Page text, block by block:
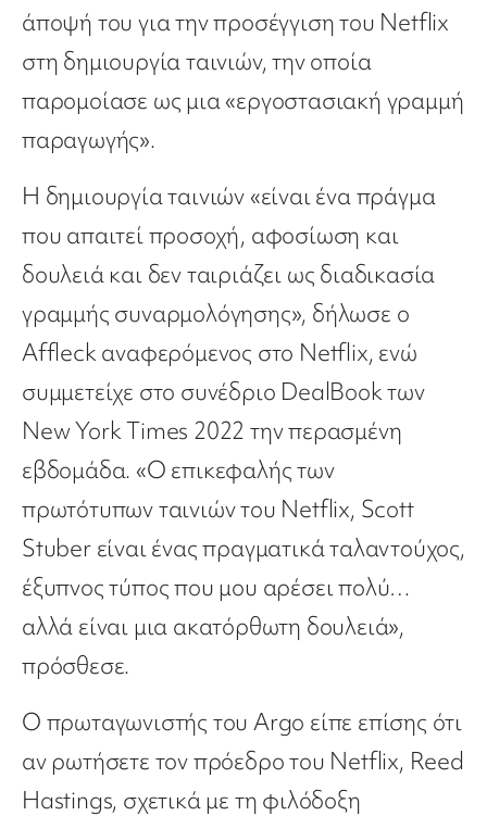
άποψή του για την προσέγγιση του Netflix
στη δημιουργία ταινιών, την οποία
παρομοίασε ως μια «εργοστασιακή γραμμή
παραγωγής».
Η δημιουργία ταινιών «είναι ένα πράγμα
που απαιτεί προσοχή, αφοσίωση και
δουλειά και δεν ταιριάζει ως διαδικασία
γραμμής συναρμολόγησης», δήλωσε ο
Affleck αναφερόμενος στο Netflix, ενώ
συμμετείχε στο συνέδριο DealBook των
New York Times 2022 την περασμένη
εβδομάδα. «Ο επικεφαλής των
πρωτότυπων ταινιών του Netflix, Scott
Stuber είναι ένας πραγματικά ταλαντούχος,
έξυπνος τύπος που μου αρέσει πολύ…
αλλά είναι μια ακατόρθωτη δουλειά»,
πρόσθεσε.
Ο πρωταγωνιστής του Argo είπε επίσης ότι
αν ρωτήσετε τον πρόεδρο του Netflix, Reed
Hastings, σχετικά με τη φιλόδοξη